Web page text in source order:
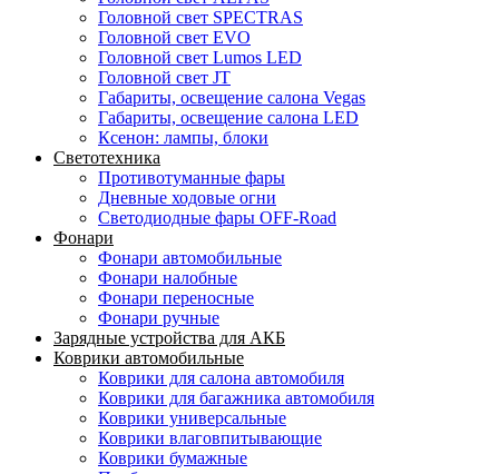
Головной свет SPECTRAS
Головной свет EVO
Головной свет Lumos LED
Головной свет JT
Габариты, освещение салона Vegas
Габариты, освещение салона LED
Ксенон: лампы, блоки
Светотехника
Противотуманные фары
Дневные ходовые огни
Светодиодные фары OFF-Road
Фонари
Фонари автомобильные
Фонари налобные
Фонари переносные
Фонари ручные
Зарядные устройства для АКБ
Коврики автомобильные
Коврики для салона автомобиля
Коврики для багажника автомобиля
Коврики универсальные
Коврики влаговпитывающие
Коврики бумажные